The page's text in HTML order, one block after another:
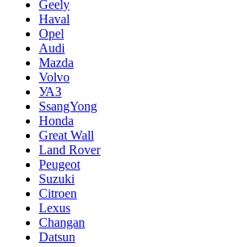
Geely
Haval
Opel
Audi
Mazda
Volvo
УАЗ
SsangYong
Honda
Great Wall
Land Rover
Peugeot
Suzuki
Citroen
Lexus
Changan
Datsun